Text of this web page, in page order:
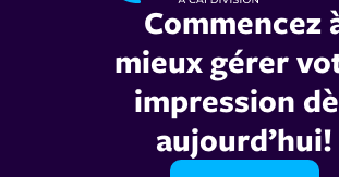
Commencez
mieux gérer
impression
aujourd’hui!